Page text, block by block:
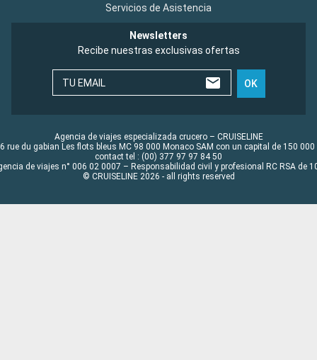
Servicios de Asistencia
Newsletters
Recibe nuestras exclusivas ofertas
TU EMAIL OK
Agencia de viajes especializada crucero – CRUISELINE
rue du gabian Les flots bleus MC 98 000 Monaco SAM con un capital de 150 000
contact tel : (00) 377 97 97 84 50
de viajes n° 006 02 0007 – Responsabilidad civil y profesional RC RSA de
© CRUISELINE 2026 - all rights reserved